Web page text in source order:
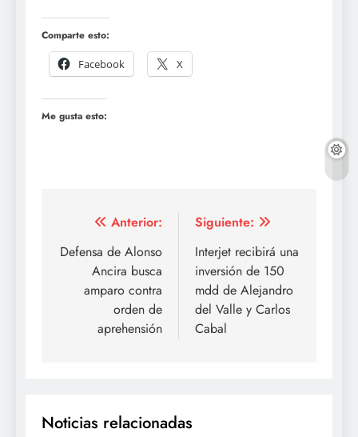
Comparte esto:
Facebook
X
Me gusta esto:
Navegación
de
entradas
Anterior:
Defensa de Alonso
Ancira busca
amparo contra
orden de
aprehensión
Siguiente:
Interjet recibirá una
inversión de 150
mdd de Alejandro
del Valle y Carlos
Cabal
Noticias relacionadas